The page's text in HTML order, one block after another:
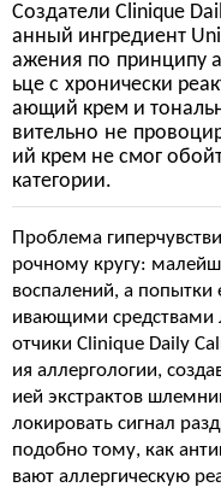
Создатели Clinique
анный ингредиент
ажения по принципу
ьце с хронически
ающий крем и
вительно не
ий крем не смог
категории.
Проблема
рочному кругу:
воспалений, а попытки
ивающими средствами
отчики Clinique Daily
ия аллергологии,
ией экстрактов
локировать сигнал
подобно тому, как
вают аллергическую